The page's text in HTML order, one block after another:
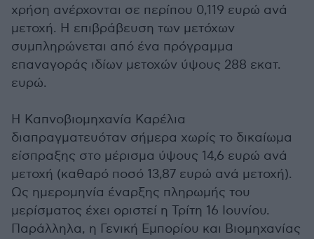
χρήση ανέρχονται σε περίπου 0,119 ευρώ ανά
μετοχή. Η επιβράβευση των μετόχων
συμπληρώνεται από ένα πρόγραμμα
επαναγοράς ιδίων μετοχών ύψους 288 εκατ.
ευρώ.
Η Καπνοβιομηχανία Καρέλια
διαπραγματευόταν σήμερα χωρίς το δικαίωμα
είσπραξης στο μέρισμα ύψους 14,6 ευρώ ανά
μετοχή (καθαρό ποσό 13,87 ευρώ ανά μετοχή).
Ως ημερομηνία έναρξης πληρωμής του
μερίσματος έχει οριστεί η Τρίτη 16 Ιουνίου.
Παράλληλα, η Γενική Εμπορίου και Βιομηχανίας